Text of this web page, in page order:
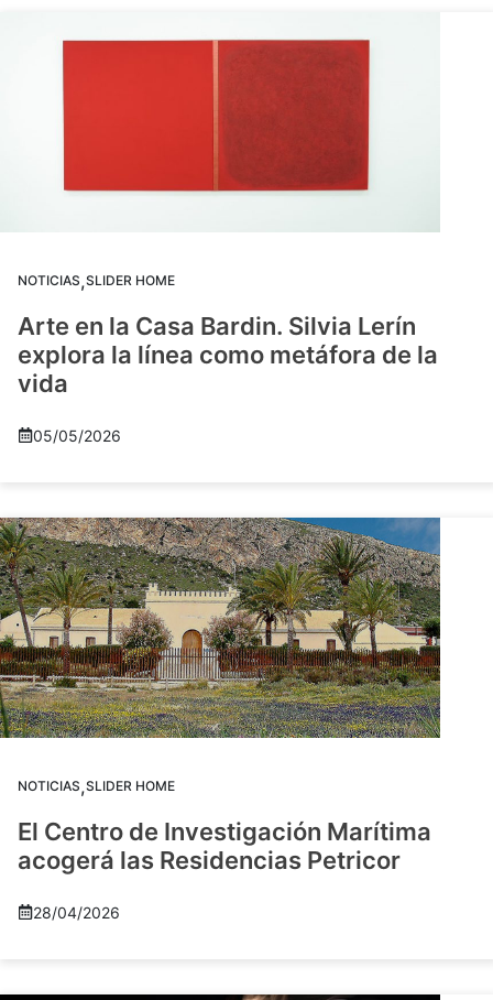
NOTICIAS,SLIDER HOME
Arte en la Casa Bardin. Silvia Lerín
explora la línea como metáfora de la
vida
05/05/2026
NOTICIAS,SLIDER HOME
El Centro de Investigación Marítima
acogerá las Residencias Petricor
28/04/2026